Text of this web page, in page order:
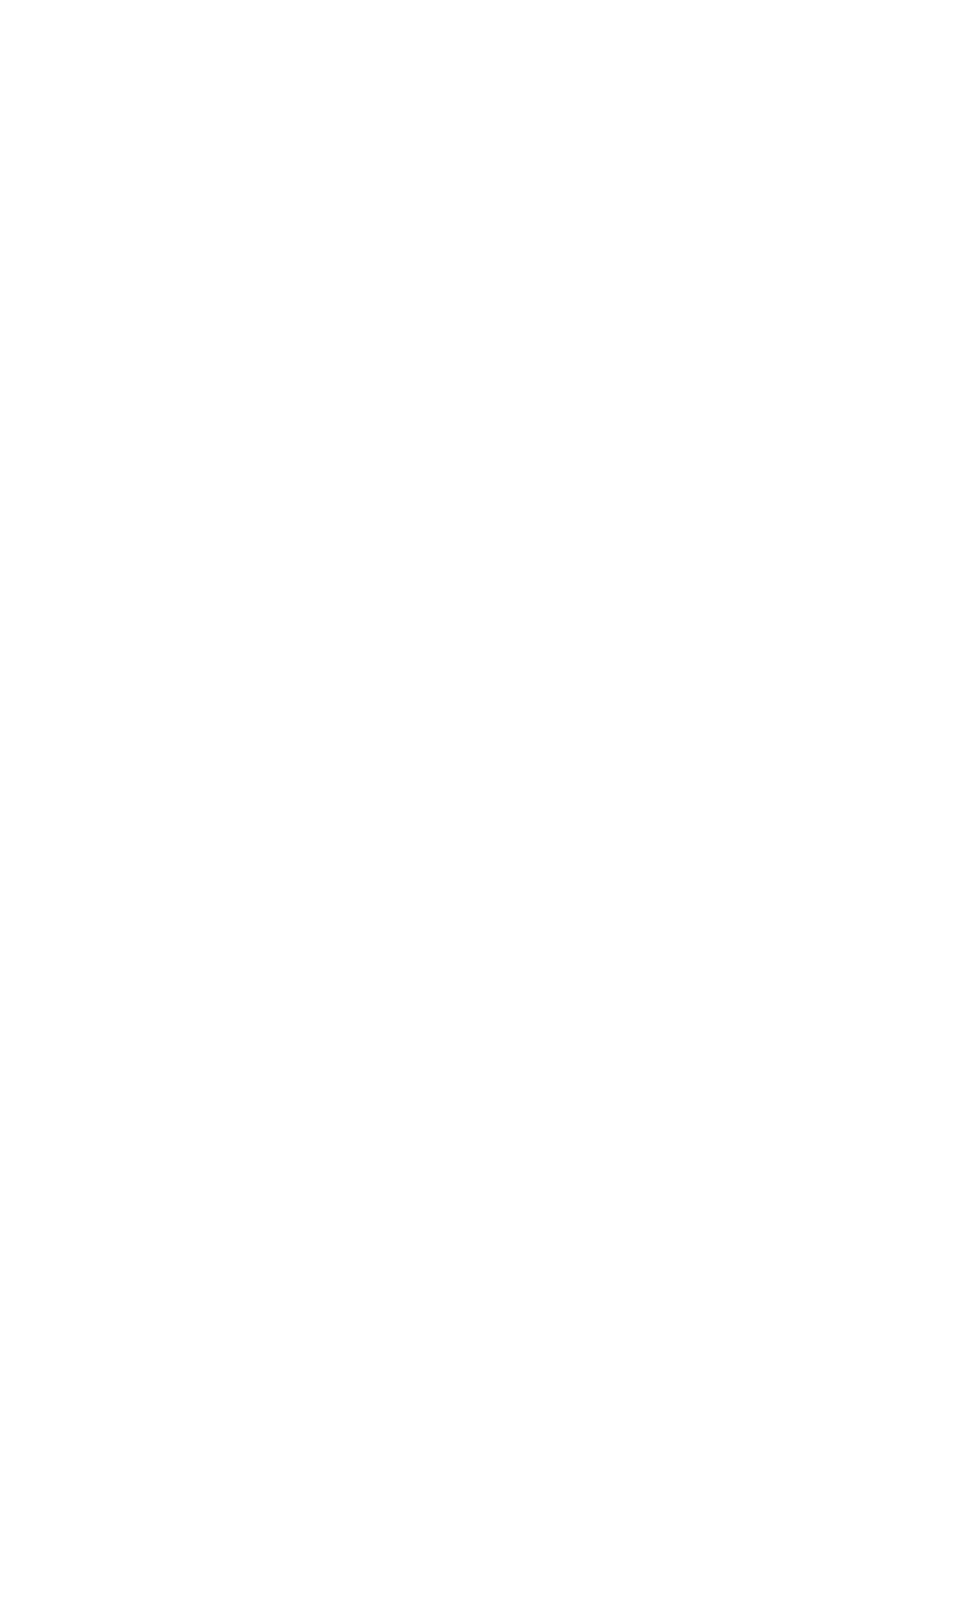
Blau und damit heißt es: Leinen
Tauchausfahrten im Juli 2024! Unsere Tauchguides berichten an
Tauchausfahrten im Juli 2024! Unsere Tauchguides berichten an dieser
im Februar 2024! Unsere Tauchguides berichten an dieser
begegneten wir neben vielen anderen faszinierenden Wesen
gesagt ein Unterwasser Militärmuseum. Hier handelt es sich aber nicht